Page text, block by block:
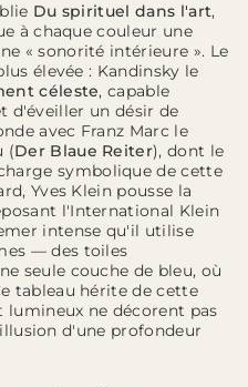
Du spirituel dans l'art,
à chaque couleur une
« sonorité intérieure ». Le
élevée : Kandinsky le
céleste, capable
d'éveiller un désir de
avec Franz Marc le
(Der Blaue Reiter), dont le
symbolique de cette
Yves Klein pousse la
l'International Klein
intense qu'il utilise
— des toiles
seule couche de bleu, où
tableau hérite de cette
lumineux ne décorent pas
d'une profondeur